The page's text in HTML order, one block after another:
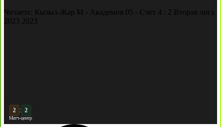
Читаете: Кызыл-Жар М - Академия 05 - Счет 4 : 2 Вторая лига
2023 2023
3 :
Матч-центр